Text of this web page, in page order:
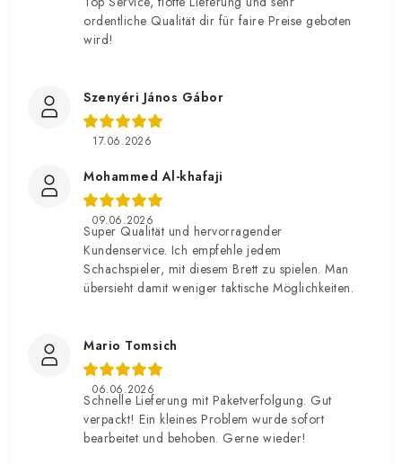
ordentliche Qualität dir für faire Preise geboten
wird!
Szenyéri János Gábor
17.06.2026
Mohammed Al-khafaji
09.06.2026
Super Qualität und hervorragender
Kundenservice. Ich empfehle jedem
Schachspieler, mit diesem Brett zu spielen. Man
übersieht damit weniger taktische Möglichkeiten.
Mario Tomsich
06.06.2026
Schnelle Lieferung mit Paketverfolgung. Gut
verpackt! Ein kleines Problem wurde sofort
bearbeitet und behoben. Gerne wieder!